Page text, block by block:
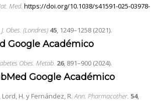
Med. https://doi.org/10.1038/s41591-025-03978-
Obes. (Londres) 45, 1249–1258 (2021).
Google Académico
Obes. Metab. 26, 891–900 (2024).
Google Académico
Lord, H. y Fernández, R.Ann. Pharmacother. 54,